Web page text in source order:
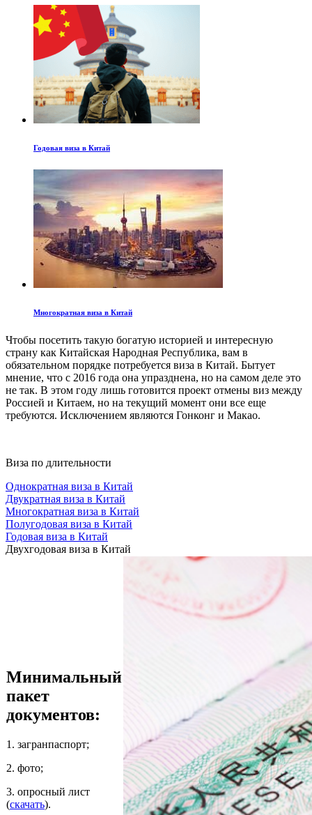
Годовая виза в Китай
Многократная виза в Китай
Чтобы посетить такую богатую историей и интересную
страну как Китайская Народная Республика, вам в
обязательном порядке потребуется виза в Китай. Бытует
мнение, что с 2016 года она упразднена, но на самом деле это
не так. В этом году лишь готовится проект отмены виз между
Россией и Китаем, но на текущий момент они все еще
требуются. Исключением являются Гонконг и Макао.
Виза по длительности
Однократная виза в Китай
Двукратная виза в Китай
Многократная виза в Китай
Полугодовая виза в Китай
Годовая виза в Китай
Двухгодовая виза в Китай
Минимальный
пакет
документов:
1. загранпаспорт;
2. фото;
3. опросный лист
(скачать).